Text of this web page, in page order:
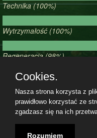
Technika (100%)
Wytrzymałość (100%)
Regeneracja (98%)
Morale (93%)
Regulamin Polityka
Cookies.
Nasza strona korzysta z
prawidłowo korzystać ze
zgadzasz się na ich
Rozumiem